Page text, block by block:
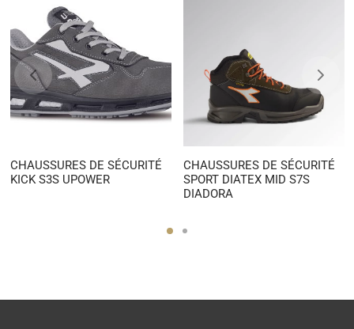
CHAUSSURES DE SÉCURITÉ
KICK S3S UPOWER
CHAUSSURES DE SÉCURITÉ
SPORT DIATEX MID S7S
DIADORA